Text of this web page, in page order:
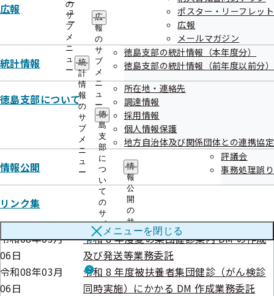
ュ
ー
の
サ
ブ
メ
ニ
ュ
ー
広報
広
報
の
サ
ブ
メ
ニ
ュ
ー
ポスター・リーフレット
広報
メールマガジン
統計情報
統
計
情
報
の
サ
ブ
メ
ニ
ュ
ー
徳島支部の統計情報（本年度分）
徳島支部の統計情報（前年度以前分）
徳島支部について
徳
島
支
部
に
つ
い
て
の
サ
ブ
メ
ニ
ュ
ー
所在地・連絡先
調達情報
採用情報
個人情報保護
地方自治体及び関係団体との連携協定
情報公開
情
報
公
開
の
サ
ブ
メ
ニ
ュ
ー
評議会
事務処理誤り
リンク集
メニューを閉じる
令和07年08月
令和7年度冬の集団健診案内に係るDM印
刷及び作成・発送等業務委託
28日
令和 7 年度 禁煙勧奨通知書等の印刷およ
び封入封緘発送業務委託
令和07年05月
16日
徳島支部加入事業所に対する送付用封筒
の作成・送付物の印刷・封入封緘業務委
託
見積競争
公告日
調達件名
令和08年03月
12日
令和８年度 生活習慣改善通知にかかる圧
着はがきの作成および発送業務委託
令和08年03月
06日
令和 8 年度夏の集団健診案内 DM の作成
及び発送等業務委託
令和08年03月
06日
令和 8 年度被扶養者集団健診（がん検診
同時実施）にかかる DM 作成業務委託